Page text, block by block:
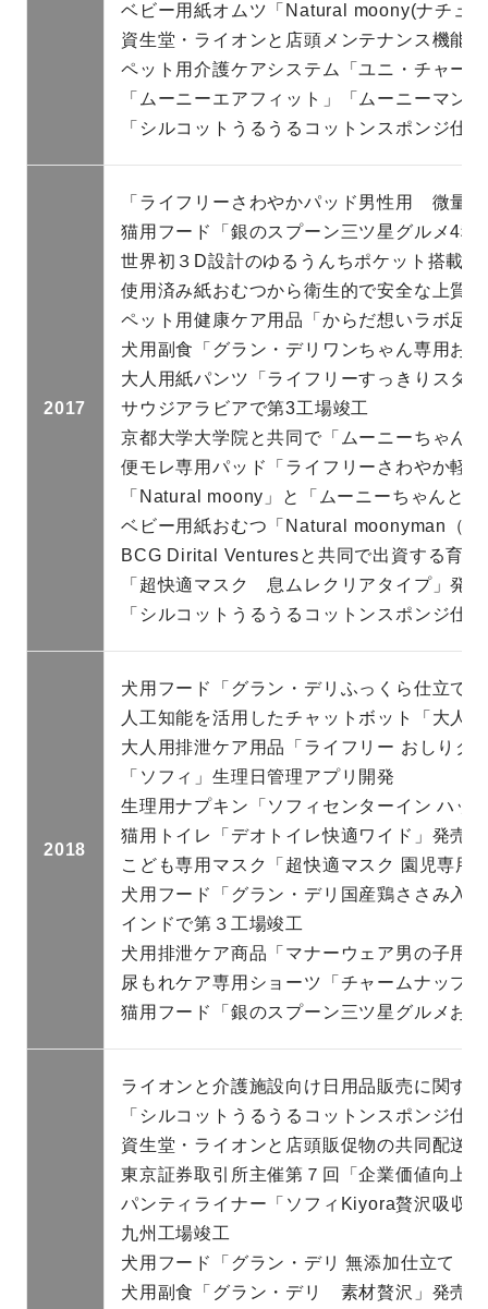
ベビー用紙オムツ「Natural moony(ナチュ
資生堂・ライオンと店頭メンテナンス機能
ペット用介護ケアシステム「ユニ・チャー
「ムーニーエアフィット」「ムーニーマン
「シルコットうるうるコットンスポンジ仕
2017
「ライフリーさわやかパッド男性用 微量
猫用フード「銀のスプーン三ツ星グルメ4種
世界初３D設計のゆるうんちポケット搭載
使用済み紙おむつから衛生的で安全な上質
ペット用健康ケア用品「からだ想いラボ足
犬用副食「グラン・デリワンちゃん専用お
大人用紙パンツ「ライフリーすっきりスタ
サウジアラビアで第3工場竣工
京都大学大学院と共同で「ムーニーちゃん
便モレ専用パッド「ライフリーさわやか軽
「Natural moony」と「ムーニーちゃんと
ベビー用紙おむつ「Natural moonyman（
BCG Dirital Venturesと共同で出資する育
「超快適マスク 息ムレクリアタイプ」発売
「シルコットうるうるコットンスポンジ仕
2018
犬用フード「グラン・デリふっくら仕立て
人工知能を活用したチャットボット「大人
大人用排泄ケア用品「ライフリー おしりク
「ソフィ」生理日管理アプリ開発
生理用ナプキン「ソフィセンターイン ハッ
猫用トイレ「デオトイレ快適ワイド」発売
こども専用マスク「超快適マスク 園児専用
犬用フード「グラン・デリ国産鶏ささみ入
インドで第３工場竣工
犬用排泄ケア商品「マナーウェア男の子用
尿もれケア専用ショーツ「チャームナップ
猫用フード「銀のスプーン三ツ星グルメお
ライオンと介護施設向け日用品販売に関す
「シルコットうるうるコットンスポンジ仕
資生堂・ライオンと店頭販促物の共同配送
東京証券取引所主催第７回「企業価値向上
パンティライナー「ソフィKiyora贅沢吸収
九州工場竣工
犬用フード「グラン・デリ 無添加仕立て 国
犬用副食「グラン・デリ 素材贅沢」発売